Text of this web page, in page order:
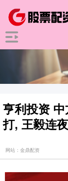
亨利投资
打, 王毅连
网站：金鼎配资